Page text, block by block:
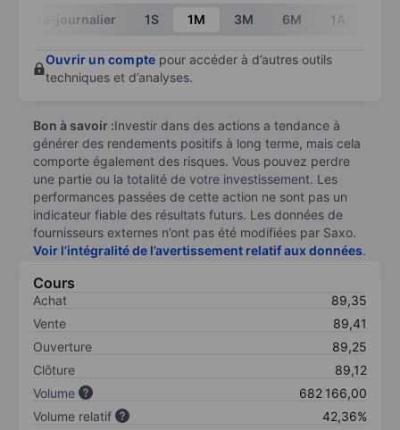
End of interactive chart.
Intra-journalier 1S 1M 3M 6M 1A
Ouvrir un compte pour accéder à d’autres outils
techniques et d’analyses.
Bon à savoir :Investir dans des actions a tendance à
générer des rendements positifs à long terme, mais cela
comporte également des risques. Vous pouvez perdre
une partie ou la totalité de votre investissement. Les
performances passées de cette action ne sont pas un
indicateur fiable des résultats futurs. Les données de
fournisseurs externes n’ont pas été modifiées par Saxo.
Voir l’intégralité de l’avertissement relatif aux données.
Cours
Achat
89,35
Vente
89,41
Ouverture
89,25
Clôture
89,12
Volume
682 166,00
Volume relatif
42,36%